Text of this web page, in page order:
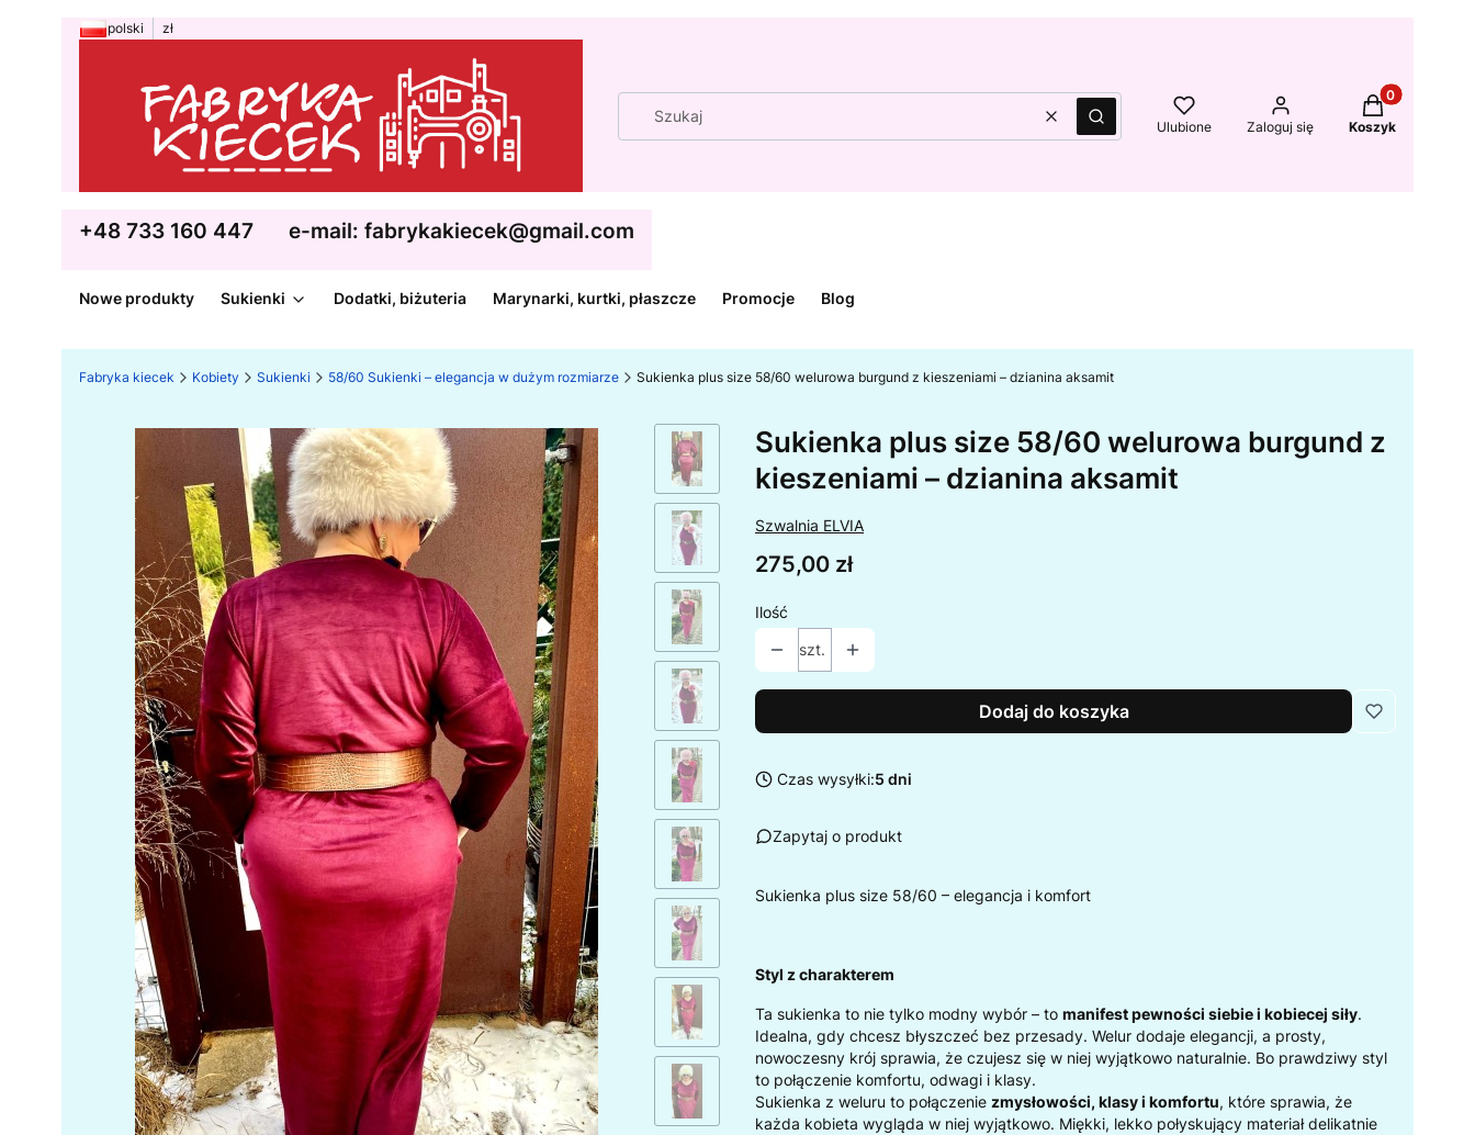
polski zł
WyczyśćSzukaj Ulubione Zaloguj się
Produkty w
Koszyk
+48 733 160 447 e-mail: fabrykakiecek@gmail.com
Nowe produkty Sukienki Dodatki, biżuteria Marynarki, kurtki, płaszcze Promocje Blog
Fabryka kiecek Kobiety Sukienki 58/60 Sukienki – elegancja w dużym rozmiarze Sukienka plus size 58/60 welurowa burgund z kieszeniami – dzianina aksamit
Sukienka plus size 58/60 welurowa burgund z
kieszeniami – dzianina aksamit
Szwalnia ELVIA
Cena
275,00 zł
Ilość
szt.
Dodaj do koszyka
Czas wysyłki:5 dni
Zapytaj o produkt
Sukienka plus size 58/60 – elegancja i komfort
Styl z charakterem
Ta sukienka to nie tylko modny wybór – to manifest pewności siebie i kobiecej siły.
Idealna, gdy chcesz błyszczeć bez przesady. Welur dodaje elegancji, a prosty,
nowoczesny krój sprawia, że czujesz się w niej wyjątkowo naturalnie. Bo prawdziwy styl
to połączenie komfortu, odwagi i klasy.
Sukienka z weluru to połączenie zmysłowości, klasy i komfortu, które sprawia, że
każda kobieta wygląda w niej wyjątkowo. Miękki, lekko połyskujący materiał delikatnie